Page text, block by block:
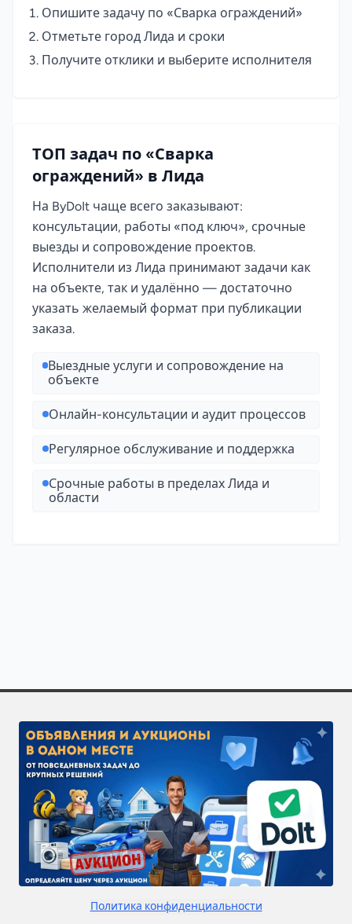
Опишите задачу по «Сварка ограждений»
Отметьте город Лида и сроки
Получите отклики и выберите исполнителя
ТОП задач по «Сварка
ограждений» в Лида
На ByDoIt чаще всего заказывают:
консультации, работы «под ключ», срочные
выезды и сопровождение проектов.
Исполнители из Лида принимают задачи как
на объекте, так и удалённо — достаточно
указать желаемый формат при публикации
заказа.
Выездные услуги и сопровождение на
объекте
Онлайн-консультации и аудит процессов
Регулярное обслуживание и поддержка
Срочные работы в пределах Лида и
области
Политика конфиденциальности